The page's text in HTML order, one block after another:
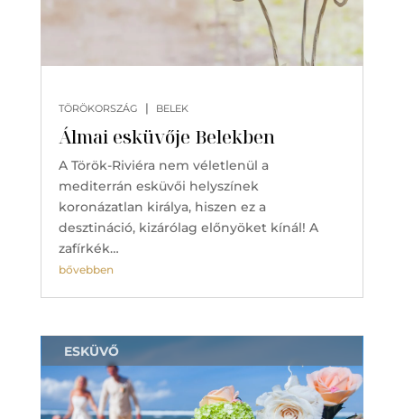
Álmai esküvője Belekben
TÖRÖKORSZÁG | BELEK
A Török-Riviéra nem véletlenül a
mediterrán esküvői helyszínek
koronázatlan királya, hiszen ez a
desztináció, kizárólag előnyöket kínál! A
zafírkék…
bővebben
ESKÜVŐ